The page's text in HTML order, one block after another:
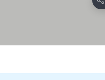
Deli